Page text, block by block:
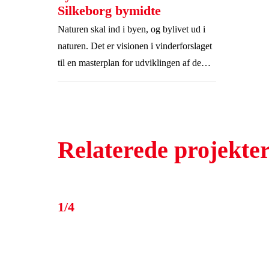
Silkeborg bymidte
Naturen skal ind i byen, og bylivet ud i
naturen. Det er visionen i vinderforslaget
til en masterplan for udviklingen af de
Relaterede
1/4